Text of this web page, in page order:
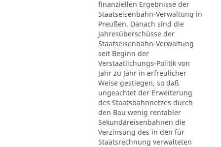
finanziellen Ergebnisse der
Staatseisenbahn-Verwaltung in
Preußen. Danach sind die
Jahresüberschüsse der
Staatseisenbahn-Verwaltung
seit Beginn der
Verstaatlichungs-Politik von
Jahr zu Jahr in erfreulicher
Weise gestiegen, so daß
ungeachtet der Erweiterung
des Staatsbahnnetzes durch
den Bau wenig rentabler
Sekundäreisenbahnen die
Verzinsung des in den für
Staatsrechnung verwalteten